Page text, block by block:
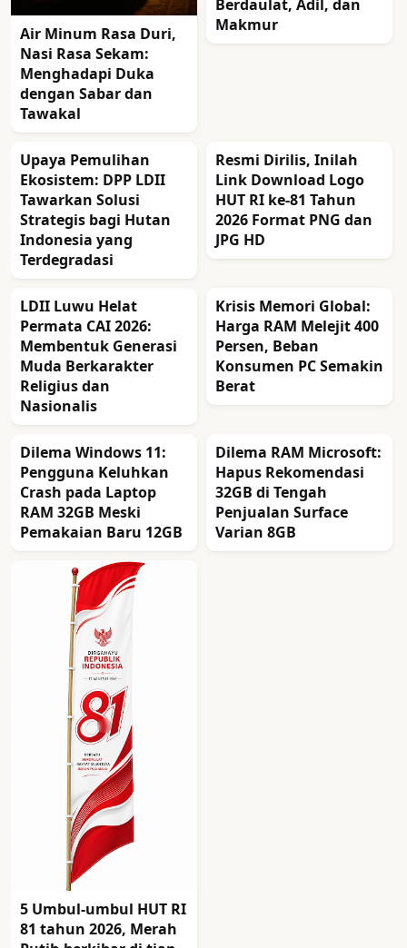
Air Minum Rasa Duri,
Nasi Rasa Sekam:
Menghadapi Duka
dengan Sabar dan
Tawakal
Berdaulat, Adil, dan
Makmur
Upaya Pemulihan
Ekosistem: DPP LDII
Tawarkan Solusi
Strategis bagi Hutan
Indonesia yang
Terdegradasi
Resmi Dirilis, Inilah
Link Download Logo
HUT RI ke-81 Tahun
2026 Format PNG dan
JPG HD
LDII Luwu Helat
Permata CAI 2026:
Membentuk Generasi
Muda Berkarakter
Religius dan
Nasionalis
Krisis Memori Global:
Harga RAM Melejit 400
Persen, Beban
Konsumen PC Semakin
Berat
Dilema Windows 11:
Pengguna Keluhkan
Crash pada Laptop
RAM 32GB Meski
Pemakaian Baru 12GB
Dilema RAM Microsoft:
Hapus Rekomendasi
32GB di Tengah
Penjualan Surface
Varian 8GB
5 Umbul-umbul HUT RI
81 tahun 2026, Merah